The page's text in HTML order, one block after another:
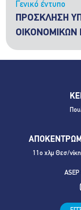
Γενικό έντυπο
ΠΡΟΣΚΛΗΣΗ
11ο χλμ Θεσ/